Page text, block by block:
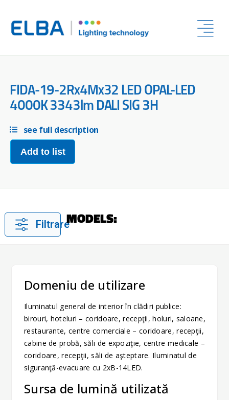
FIDA-19-2Rx4Mx32 LED OPAL-LED
4000K 3343lm DALI SIG 3H
see full description
Add to list
FiltrareMODELS:
Domeniu de utilizare
Iluminatul general de interior în clădiri publice:
birouri, hoteluri – coridoare, recepţii, holuri, saloane,
restaurante, centre comerciale – coridoare, recepţii,
cabine de probă, săli de expoziţie, centre medicale –
coridoare, recepţii, săli de aşteptare. Iluminatul de
siguranţă-evacuare cu 2xB-14LED.
Sursa de lumină utilizată